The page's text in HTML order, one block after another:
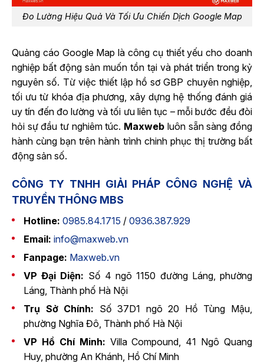
Đo Lường Hiệu Quả Và Tối Ưu Chiến Dịch Google Map
Quảng cáo Google Map là công cụ thiết yếu cho doanh
nghiệp bất động sản muốn tồn tại và phát triển trong kỷ
nguyên số. Từ việc thiết lập hồ sơ GBP chuyên nghiệp,
tối ưu từ khóa địa phương, xây dựng hệ thống đánh giá
uy tín đến đo lường và tối ưu liên tục – mỗi bước đều đòi
hỏi sự đầu tư nghiêm túc. Maxweb luôn sẵn sàng đồng
hành cùng bạn trên hành trình chinh phục thị trường bất
động sản số.
CÔNG TY TNHH GIẢI PHÁP CÔNG NGHỆ VÀ
TRUYỀN THÔNG MBS
Hotline: 0985.84.1715 / 0936.387.929
Email: info@maxweb.vn
Fanpage: Maxweb.vn
VP Đại Diện: Số 4 ngõ 1150 đường Láng, phường
Láng, Thành phố Hà Nội
Trụ Sở Chính: Số 37D1 ngõ 20 Hồ Tùng Mậu,
phường Nghĩa Đô, Thành phố Hà Nội
VP Hồ Chí Minh: Villa Compound, 41 Ngô Quang
Huy, phường An Khánh, Hồ Chí Minh